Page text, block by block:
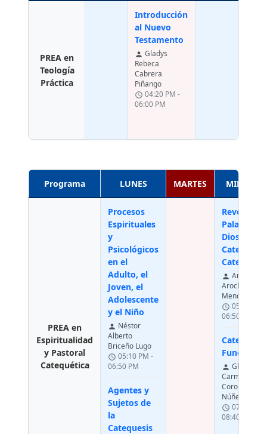
PREA en
Teología
Práctica
Introducción
al Nuevo
Testamento
person Gladys
Rebeca
Cabrera
Piñango
schedule 04:20 PM -
06:00 PM
Programa LUNES MARTES
PREA en
Espiritualidad
y Pastoral
Catequética
Procesos
Espirituales
y
Psicológicos
en el
Adulto, el
Joven, el
Adolescente
y el Niño
person Néstor
Alberto
Briceño Lugo
schedule 05:10 PM -
06:50 PM
Agentes y
Sujetos de
la
Catequesis
Palabra de
Dios,
Catecismo
Catequesis
person Antonio
Arocha
Mendoza
schedule 05:10 PM -
06:50 PM
person Gladys
Carmita
Coronado
Núñez
schedule 07:00 PM -
08:40 PM